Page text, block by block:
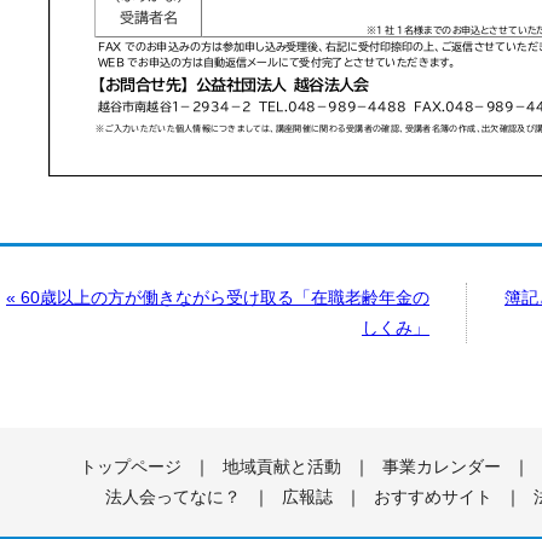
« 60歳以上の方が働きながら受け取る「在職老齢年金の
しくみ」
簿記
トップページ ｜ 地域貢献と活動 ｜ 事業カレンダー
｜
法人会ってなに？
｜ 広報誌 ｜ おすすめサイト ｜